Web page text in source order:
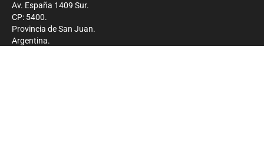
Av. España 1409 Sur.
CP: 5400.
Provincia de San Juan.
Argentina.